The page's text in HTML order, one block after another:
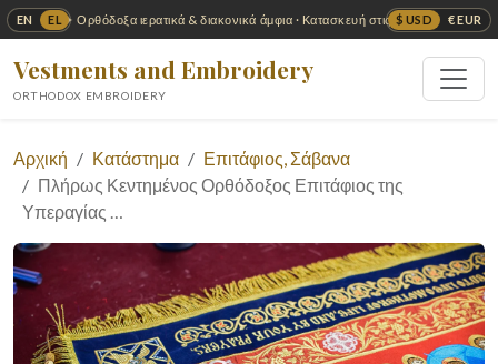
EN EL $ USD € EUR
✦ Ορθόδοξα ιερατικά & διακονικά άμφια · Κατασκευή στις ΗΠΑ ✦
Vestments and Embroidery
ORTHODOX EMBROIDERY
Αρχική Κατάστημα
Επιτάφιος, Σάβανα
Πλήρως Κεντημένος Ορθόδοξος Επιτάφιος της
Υπεραγίας …